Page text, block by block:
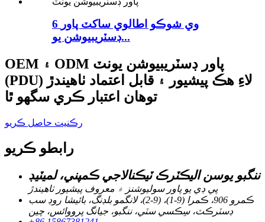
6 وي شوڪو اطالوي ساکٽ پاور
ڊسٽريبيوشن يو...
OEM ۽ ODM پاور ڊسٽريبيوشن يونٽ
(PDU) لاءِ هڪ پيشيور ۽ قابل اعتماد ٺاهيندڙ
توهان اعتبار ڪري سگهو ٿا
رڪنيت حاصل ڪريو
رابطو ڪريو
ننگبو يوسن اليڪٽرڪ ٽيڪنالاجي ڪمپني، لميٽيڊ
پي ڊي يو پاور سوليوشنز ۾ معروف پيشيور ٺاهيندڙ
ڪمرو 906، ڪمرا (9-1)، (9-2)، لانگمو بلڊنگ، بائيشا روڊ سب
ڊسٽرڪٽ، سِڪسي سٽي، ننگبو، جيانگ پرووائس، چين